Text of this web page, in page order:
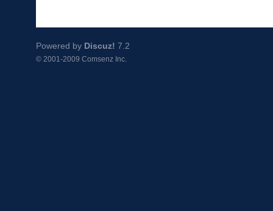
Powered by Discuz! 7.2
© 2001-2009 Comsenz Inc.